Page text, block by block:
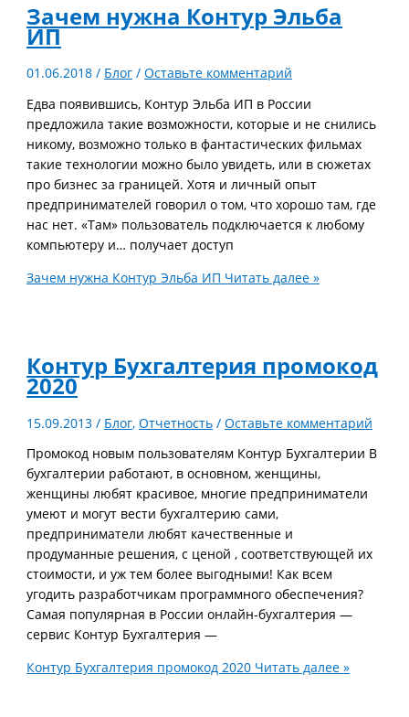
Зачем нужна Контур Эльба
ИП
01.06.2018/ Блог /Оставьте комментарий
Едва появившись, Контур Эльба ИП в России
предложила такие возможности, которые и не снились
никому, возможно только в фантастических фильмах
такие технологии можно было увидеть, или в сюжетах
про бизнес за границей. Хотя и личный опыт
предпринимателей говорил о том, что хорошо там, где
нас нет. «Там» пользователь подключается к любому
компьютеру и… получает доступ
Зачем нужна Контур Эльба ИП Читать далее »
Контур Бухгалтерия промокод
2020
15.09.2013/ Блог,Отчетность /Оставьте комментарий
Промокод новым пользователям Контур Бухгалтерии В
бухгалтерии работают, в основном, женщины,
женщины любят красивое, многие предприниматели
умеют и могут вести бухгалтерию сами,
предприниматели любят качественные и
продуманные решения, с ценой , соответствующей их
стоимости, и уж тем более выгодными! Как всем
угодить разработчикам программного обеспечения?
Самая популярная в России онлайн-бухгалтерия —
сервис Контур Бухгалтерия —
Контур Бухгалтерия промокод 2020 Читать далее »